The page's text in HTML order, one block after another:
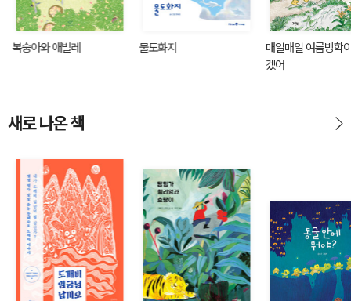
복숭아와 애벌레 물도화지
매일매일 여름방학
겠어
새로 나온 책